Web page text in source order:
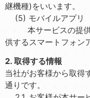
継機種)をいいます。
(5) モバイルアプリ
本サービスの提供
供するスマートフォン
2. 取得する情報
当社がお客様から取得
通りです。